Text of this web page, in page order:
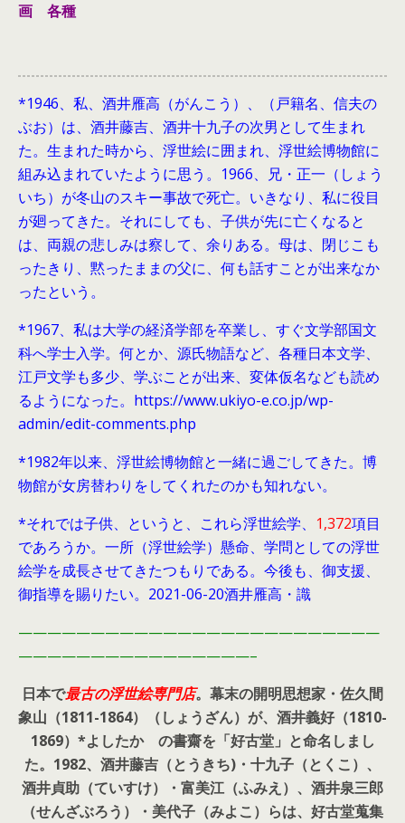
画 各種
*1946、 私、酒井雁高（がんこう）、（戸籍名、信夫の
ぶお）は、酒井藤吉、酒井十九子の次男として生まれ
た。生まれた時から、浮世絵に囲まれ、浮世絵博物館に
組み込まれていたように思う。1966、兄・正一（しょう
いち）が冬山のスキー事故で死亡。いきなり、私に役目
が廻ってきた。それにしても、子供が先に亡くなると
は、両親の悲しみは察して、余りある。母は、閉じこも
ったきり、黙ったままの父に、何も話すことが出来なか
ったという。
*1967、私は大学の経済学部を卒業し、すぐ文学部国文
科へ学士入学。何とか、源氏物語など、各種日本文学、
江戸文学も多少、学ぶことが出来、変体仮名なども読め
るようになった。https://www.ukiyo-e.co.jp/wp-
admin/edit-comments.php
*1982年以来、浮世絵博物館と一緒に過ごしてきた。博
物館が女房替わりをしてくれたのかも知れない。
*それでは子供、というと、これら浮世絵学、 1,372項目
であろうか。一所（浮世絵学）懸命、学問としての浮世
絵学を成長させてきたつもりである。今後も、御支援、
御指導を賜りたい。2021-06-20酒井雁高・識
—————————————————————————
————————————————–
日本で最古の浮世絵専門店。幕末の開明思想家・ 佐久間
象山（1811-1864）（しょうざん）が、酒井義好（1810-
1869）*よしたか の書齋を「好古堂」と命名しまし
た。 1982、酒井藤吉（とうきち)・十九子（とくこ）、
酒井貞助（ていすけ）・富美江（ふみえ）、酒井泉三郎
（せんざぶろう）・美代子（みよこ）らは、好古堂蒐集